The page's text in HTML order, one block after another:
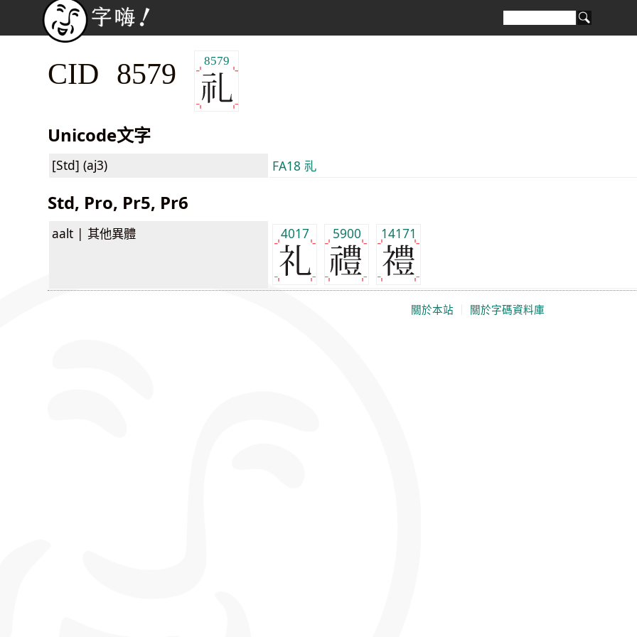
CID 8579 8579
Unicode文字
[Std] (aj3) FA18 礼
Std, Pro, Pr5, Pr6
aalt | 其他異體 4017 5900 14171
關於本站 關於字碼資料庫